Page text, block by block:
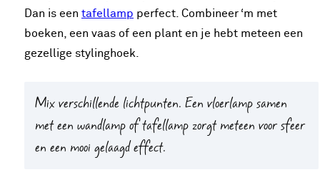
Dan is een tafellamp perfect. Combineer ‘m met
boeken, een vaas of een plant en je hebt meteen een
gezellige stylinghoek.
Mix verschillende lichtpunten. Een vloerlamp samen
met een wandlamp of tafellamp zorgt meteen voor sfeer
en een mooi gelaagd effect.